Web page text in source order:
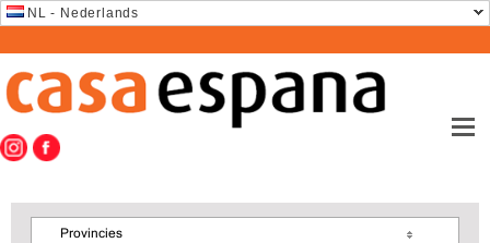
NL - Nederlands
Provincies